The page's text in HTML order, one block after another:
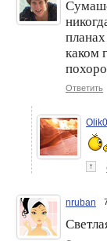
каком
Ответить
↑
nruban